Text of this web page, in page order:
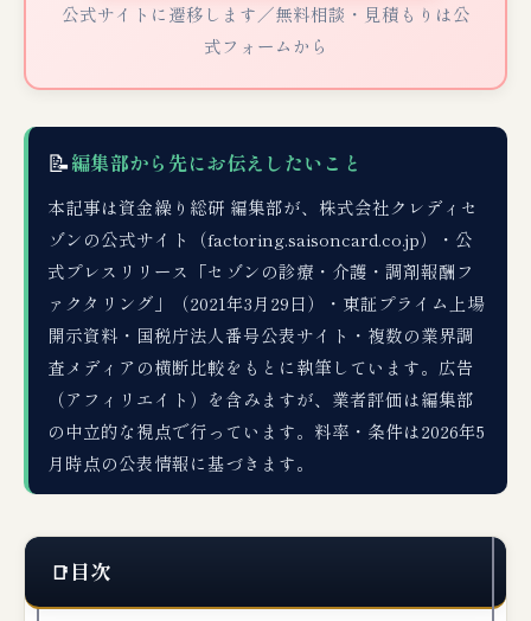
公式サイトに遷移します／無料相談・見積もりは公
式フォームから
📝編集部から先にお伝えしたいこと
本記事は資金繰り総研 編集部が、株式会社クレディセ
ゾンの公式サイト（factoring.saisoncard.co.jp）・公
式プレスリリース「セゾンの診療・介護・調剤報酬フ
ァクタリング」（2021年3月29日）・東証プライム上場
開示資料・国税庁法人番号公表サイト・複数の業界調
査メディアの横断比較をもとに執筆しています。広告
（アフィリエイト）を含みますが、業者評価は編集部
の中立的な視点で行っています。料率・条件は2026年5
月時点の公表情報に基づきます。
目次